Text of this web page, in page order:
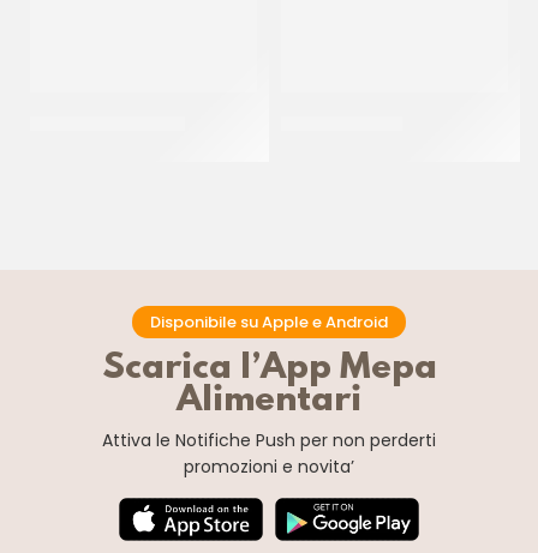
Disponibile su Apple e Android
Scarica l’App Mepa
Alimentari
Attiva le Notifiche Push per non perderti
promozioni e novita’